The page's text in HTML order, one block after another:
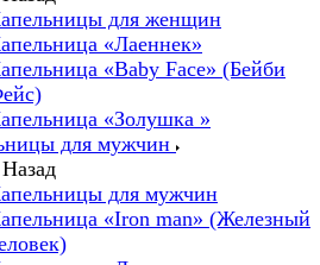
для женщин
«Лаеннек»
«Baby Face» (Бейби
«Золушка »
для мужчин
Назад
для мужчин
«Iron man» (Железный